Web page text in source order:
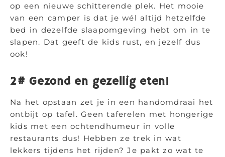
op een nieuwe schitterende plek. Het mooie
van een camper is dat je wél altijd hetzelfde
bed in dezelfde slaapomgeving hebt om in te
slapen. Dat geeft de kids rust, en jezelf dus
ook!
2# Gezond en gezellig eten!
Na het opstaan zet je in een handomdraai het
ontbijt op tafel. Geen taferelen met hongerige
kids met een ochtendhumeur in volle
restaurants dus! Hebben ze trek in wat
lekkers tijdens het rijden? Je pakt zo wat te